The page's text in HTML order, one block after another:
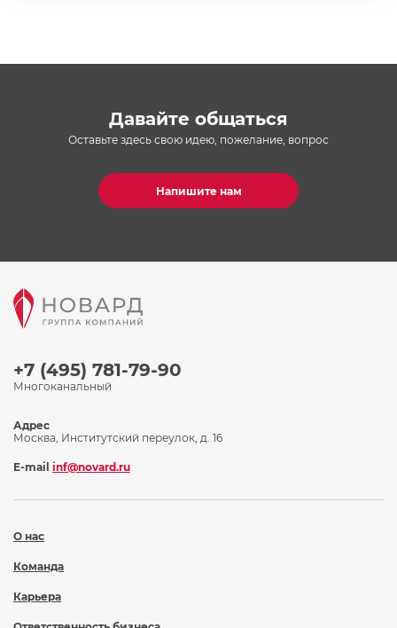
Давайте общаться
Оставьте здесь свою идею, пожелание, вопрос
Напишите нам
+7 (495) 781-79-90
Многоканальный
О нас
Команда
Карьера
Адрес
Москва, Институтский переулок, д. 16
E-mail inf@novard.ru